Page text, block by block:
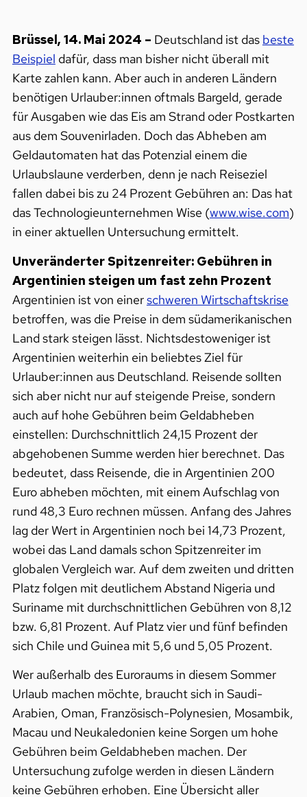
Brüssel, 14. Mai 2024 – Deutschland ist das beste
Beispiel dafür, dass man bisher nicht überall mit
Karte zahlen kann. Aber auch in anderen Ländern
benötigen Urlauber:innen oftmals Bargeld, gerade
für Ausgaben wie das Eis am Strand oder Postkarten
aus dem Souvenirladen. Doch das Abheben am
Geldautomaten hat das Potenzial einem die
Urlaubslaune verderben, denn je nach Reiseziel
fallen dabei bis zu 24 Prozent Gebühren an: Das hat
das Technologieunternehmen Wise (www.wise.com)
in einer aktuellen Untersuchung ermittelt.
Unveränderter Spitzenreiter: Gebühren in
Argentinien steigen um fast zehn Prozent
Argentinien ist von einerschweren Wirtschaftskrise
betroffen, was die Preise in dem südamerikanischen
Land stark steigen lässt. Nichtsdestoweniger ist
Argentinien weiterhin ein beliebtes Ziel für
Urlauber:innen aus Deutschland. Reisende sollten
sich aber nicht nur auf steigende Preise, sondern
auch auf hohe Gebühren beim Geldabheben
einstellen: Durchschnittlich 24,15 Prozent der
abgehobenen Summe werden hier berechnet. Das
bedeutet, dass Reisende, die in Argentinien 200
Euro abheben möchten, mit einem Aufschlag von
rund 48,3 Euro rechnen müssen. Anfang des Jahres
lag der Wert in Argentinien noch bei 14,73 Prozent,
wobei das Land damals schon Spitzenreiter im
globalen Vergleich war. Auf dem zweiten und dritten
Platz folgen mit deutlichem Abstand Nigeria und
Suriname mit durchschnittlichen Gebühren von 8,12
bzw. 6,81 Prozent. Auf Platz vier und fünf befinden
sich Chile und Guinea mit 5,6 und 5,05 Prozent.
Wer außerhalb des Euroraums in diesem Sommer
Urlaub machen möchte, braucht sich in Saudi-
Arabien, Oman, Französisch-Polynesien, Mosambik,
Macau und Neukaledonien keine Sorgen um hohe
Gebühren beim Geldabheben machen. Der
Untersuchung zufolge werden in diesen Ländern
keine Gebühren erhoben. Eine Übersicht aller